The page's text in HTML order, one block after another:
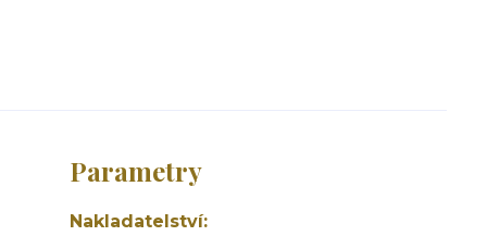
Parametry
Nakladatelství